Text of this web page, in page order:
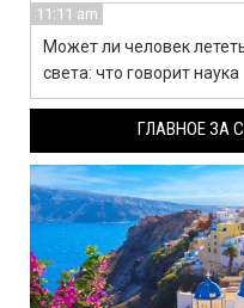
11:11 am
Может ли человек
света: что говорит наука
ГЛАВНОЕ ЗА